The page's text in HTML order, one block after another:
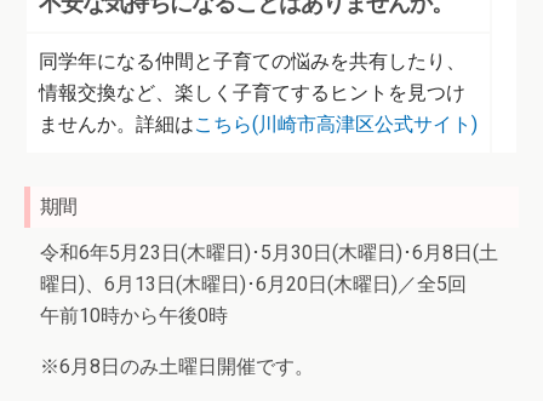
同学年になる仲間と子育ての悩みを共有したり、
情報交換など、楽しく子育てするヒントを見つけ
ませんか。詳細はこちら(川崎市高津区公式サイト)
期間
令和6年5月23日(木曜日)･5月30日(木曜日)･6月8日(土
曜日)、6月13日(木曜日)･6月20日(木曜日)／全5回
午前10時から午後0時
※6月8日のみ土曜日開催です。